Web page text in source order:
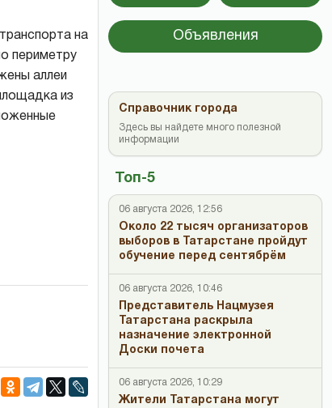
на
периметру
аллеи
из
Объявления
Топ-5
06 августа 2026, 12:56
Около 22 тысяч организаторов
выборов в Татарстане пройдут
обучение перед сентябрём
06 августа 2026, 10:46
Представитель Нацмузея
Татарстана раскрыла
назначение электронной
Доски почета
06 августа 2026, 10:29
Жители Татарстана могут
Справочник города
Здесь вы найдете много полезной
информации